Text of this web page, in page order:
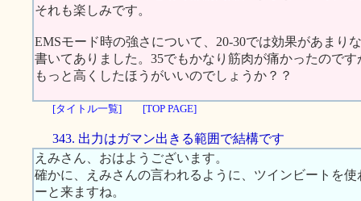
それも楽しみです。
EMSモード時の強さについて、20-30では効果があまり
書いてありました。35でもかなり筋肉が痛かったので
もっと高くしたほうがいいのでしょうか？？
[タイトル一覧] [TOP PAGE]
343. 出力はガマン出きる範囲で結構です
えみさん、おはようございます。
確かに、えみさんの言われるように、ツインビートを
ーと来ますね。